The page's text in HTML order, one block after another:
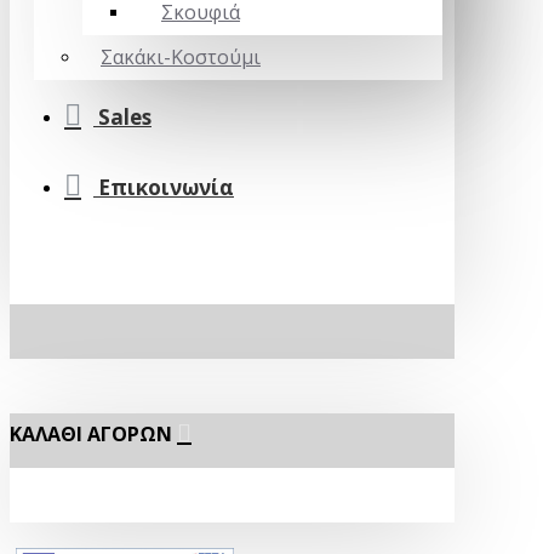
Σκουφιά
Σακάκι-Κοστούμι
Sales
Επικοινωνία
ΚΑΛΆΘΙ ΑΓΟΡΏΝ